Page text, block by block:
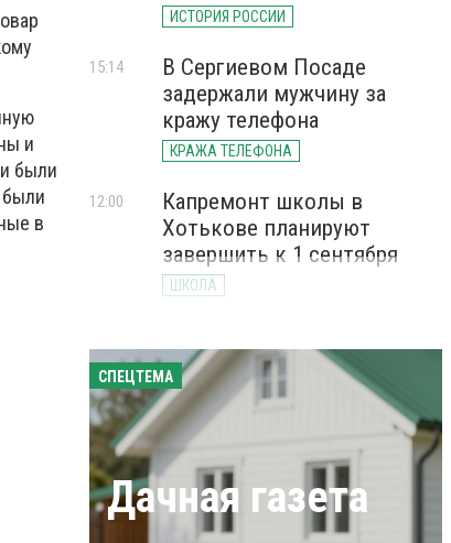
и
были
в
ИСТОРИЯ РОССИИ
В Сергиевом Посаде
задержали мужчину за
кражу телефона
КРАЖА ТЕЛЕФОНА
15:14
Капремонт школы в
Хотькове планируют
завершить к 1 сентября
ШКОЛА
12:00
СПЕЦТЕМА
Дачная газета